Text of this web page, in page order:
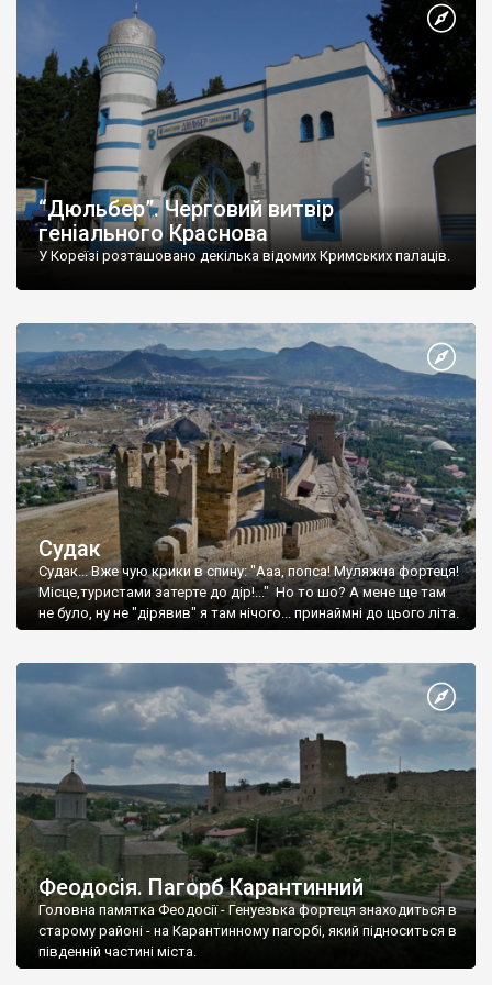
“Дюльбер”. Черговий витвір
геніального Краснова
У Кореїзі розташовано декілька відомих Кримських палаців.
Судак
Судак... Вже чую крики в спину: "Ааа, попса! Муляжна фортеця!
Місце,туристами затерте до дір!..." Но то шо? А мене ще там
не було, ну не "дірявив" я там нічого... принаймні до цього літа.
Феодосія. Пагорб Карантинний
Головна памятка Феодосії - Генуезька фортеця знаходиться в
старому районі - на Карантинному пагорбі, який підноситься в
південній частині міста.